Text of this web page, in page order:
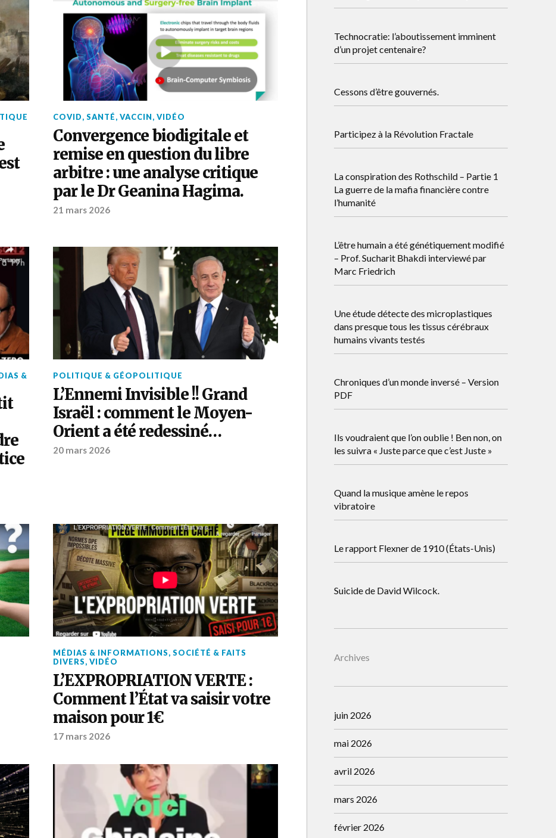
COVID, SANTÉ, VACCIN, VIDÉO
Convergence biodigitale et
remise en question du libre
arbitre : une analyse critique
par le Dr Geanina Hagima.
21 mars 2026
&
POLITIQUE & GÉOPOLITIQUE
L’Ennemi Invisible !! Grand
Israël : comment le Moyen-
Orient a été redessiné…
20 mars 2026
MÉDIAS & INFORMATIONS, SOCIÉTÉ & FAITS
DIVERS, VIDÉO
L’EXPROPRIATION VERTE :
Comment l’État va saisir votre
maison pour 1€
17 mars 2026
Technocratie: l’aboutissement imminent
d’un projet centenaire?
Cessons d’être gouvernés.
Participez à la Révolution Fractale
La conspiration des Rothschild – Partie 1
La guerre de la mafia financière contre
l’humanité
L’être humain a été génétiquement modifié
– Prof. Sucharit Bhakdi interviewé par
Marc Friedrich
Une étude détecte des microplastiques
dans presque tous les tissus cérébraux
humains vivants testés
Chroniques d’un monde inversé – Version
PDF
Ils voudraient que l’on oublie ! Ben non, on
les suivra « Juste parce que c’est Juste »
Quand la musique amène le repos
vibratoire
Le rapport Flexner de 1910 (États-Unis)
Suicide de David Wilcock.
Archives
juin 2026
mai 2026
avril 2026
mars 2026
février 2026